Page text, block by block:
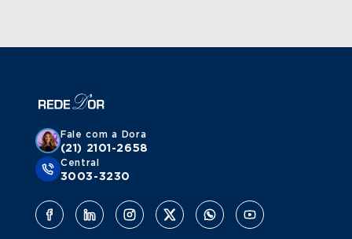
Fale com a Dora
(21) 2101-2658
Central
3003-3230